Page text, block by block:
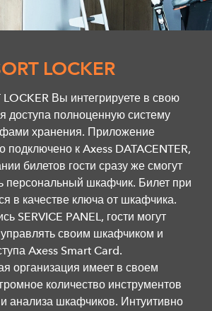
LOCKER
LOCKER Вы интегрируете в свою
доступа полноценную систему
хранения. Приложение
подключено к Axess DATACENTER,
билетов гости сразу же смогут
персональный шкафчик. Билет при
в качестве ключа от шкафчика.
SERVICE PANEL, гости могут
своим шкафчиком и
Axess Smart Card.
организация имеет в своем
количество инструментов
анализа шкафчиков. Интуитивно